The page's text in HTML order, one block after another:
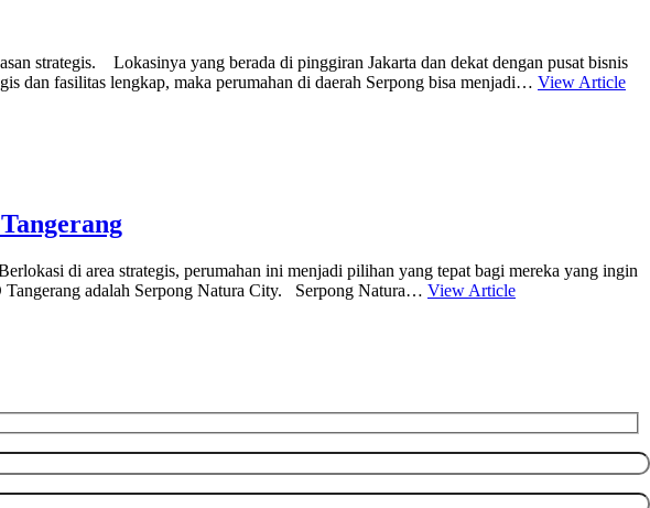
strategis. Lokasinya yang berada di pinggiran Jakarta dan dekat dengan pusat bisnis
dan fasilitas lengkap, maka perumahan di daerah Serpong bisa menjadi… View Article
di area strategis, perumahan ini menjadi pilihan yang tepat bagi mereka yang ingin
Tangerang adalah Serpong Natura City. Serpong Natura… View Article